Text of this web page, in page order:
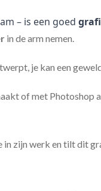
– is een goed
in de arm nemen.
je kan een
of met Photoshop
in zijn werk en tilt dit